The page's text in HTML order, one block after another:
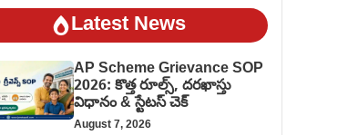
Latest News
AP Scheme Grievance SOP
2026: కొత్త రూల్స్, దరఖాస్తు
విధానం & స్టేటస్ చెక్
August 7, 2026